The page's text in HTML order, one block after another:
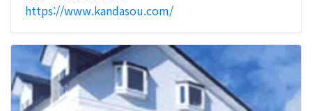
https://www.kandasou.com/